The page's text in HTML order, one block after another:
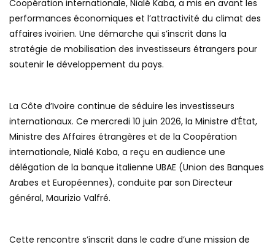
Coopération internationale, Nialé Kaba, a mis en avant les
performances économiques et l’attractivité du climat des
affaires ivoirien. Une démarche qui s’inscrit dans la
stratégie de mobilisation des investisseurs étrangers pour
soutenir le développement du pays.
La Côte d’Ivoire continue de séduire les investisseurs
internationaux. Ce mercredi 10 juin 2026, la Ministre d’État,
Ministre des Affaires étrangères et de la Coopération
internationale, Nialé Kaba, a reçu en audience une
délégation de la banque italienne UBAE (Union des Banques
Arabes et Européennes), conduite par son Directeur
général, Maurizio Valfré.
Cette rencontre s’inscrit dans le cadre d’une mission de